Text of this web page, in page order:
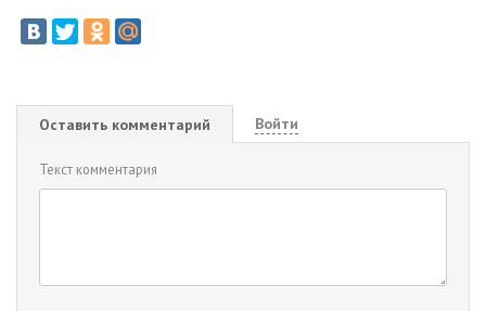
Оставить комментарий Войти
Текст комментария